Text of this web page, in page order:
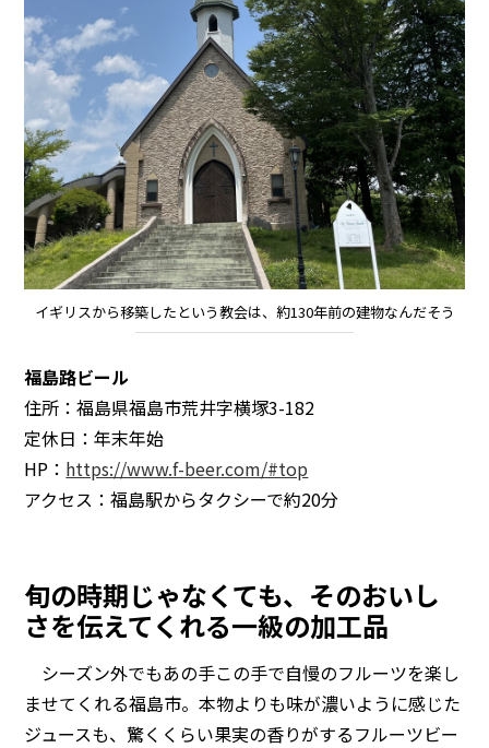
イギリスから移築したという教会は、約130年前の建物なんだそう
福島路ビール
住所：福島県福島市荒井字横塚3-182
定休日：年末年始
HP： https://www.f-beer.com/#top
アクセス：福島駅からタクシーで約20分
旬の時期じゃなくても、そのおいし
さを伝えてくれる一級の加工品
シーズン外でもあの手この手で自慢のフルーツを楽し
ませてくれる福島市。本物よりも味が濃いように感じた
ジュースも、驚くくらい果実の香りがするフルーツビー